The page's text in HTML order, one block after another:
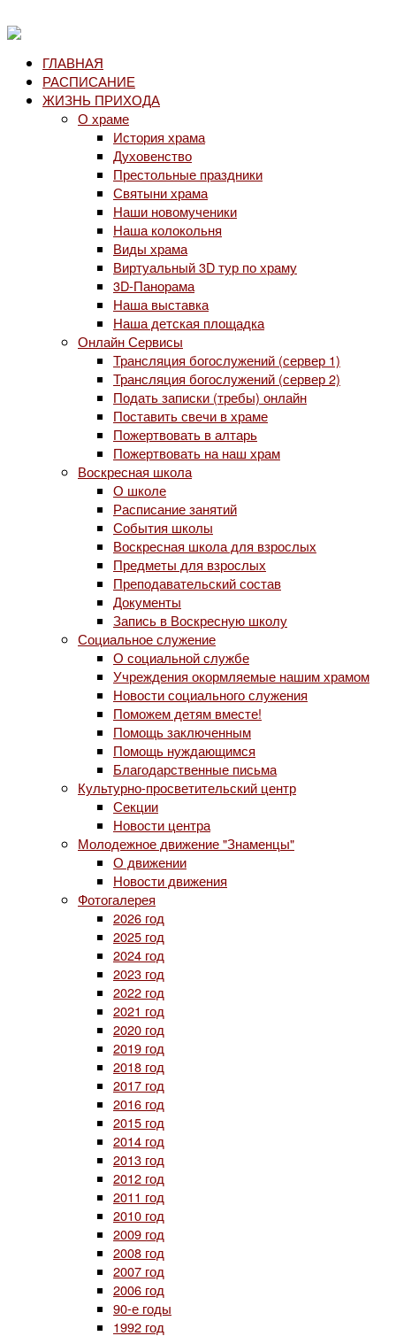
ГЛАВНАЯ
РАСПИСАНИЕ
ЖИЗНЬ ПРИХОДА
О храме
История храма
Духовенство
Престольные праздники
Святыни храма
Наши новомученики
Наша колокольня
Виды храма
Виртуальный 3D тур по храму
3D-Панорама
Наша выставка
Наша детская площадка
Онлайн Сервисы
Трансляция богослужений (сервер 1)
Трансляция богослужений (сервер 2)
Подать записки (требы) онлайн
Поставить свечи в храме
Пожертвовать в алтарь
Пожертвовать на наш храм
Воскресная школа
О школе
Расписание занятий
События школы
Воскресная школа для взрослых
Предметы для взрослых
Преподавательский состав
Документы
Запись в Воскресную школу
Социальное служение
О социальной службе
Учреждения окормляемые нашим храмом
Новости социального служения
Поможем детям вместе!
Помощь заключенным
Помощь нуждающимся
Благодарственные письма
Культурно-просветительский центр
Секции
Новости центра
Молодежное движение "Знаменцы"
О движении
Новости движения
Фотогалерея
2026 год
2025 год
2024 год
2023 год
2022 год
2021 год
2020 год
2019 год
2018 год
2017 год
2016 год
2015 год
2014 год
2013 год
2012 год
2011 год
2010 год
2009 год
2008 год
2007 год
2006 год
90-е годы
1992 год